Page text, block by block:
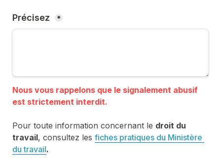
Précisez *
Nous vous rappelons que le signalement abusif
Pour toute information concernant le droit du
travail, consultez les fiches pratiques du Ministère
du travail